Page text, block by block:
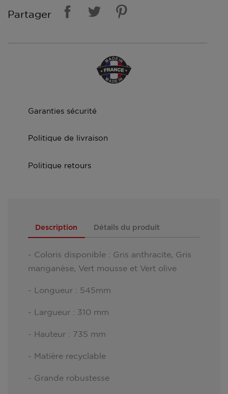
Partager
Garanties sécurité
Politique de livraison
Politique retours
Description Détails du produit
- Coloris disponible : Gris anthracite, Gris
manganèse, Vert mousse et Vert olive
- Longueur : 545mm
- Largueur : 310 mm
- Hauteur : 735 mm
- Matière recyclable
- Grande robustesse